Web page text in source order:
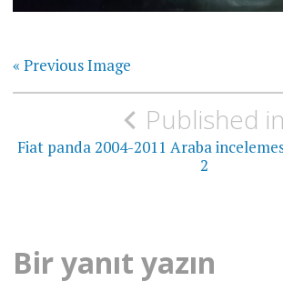
« Previous Image
Yazı
gezinmesiPublished in
Fiat panda 2004-2011 Araba
2
Bir yanıt yazın